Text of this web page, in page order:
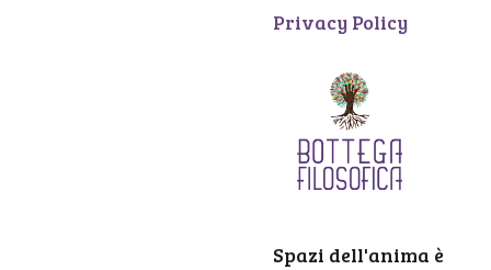
Privacy Policy
Spazi dell'anima è